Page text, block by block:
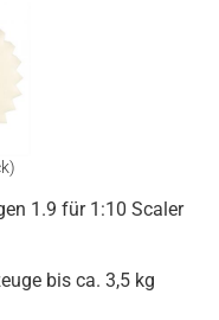
1.9 für 1:10 Scaler
bis ca. 3,5 kg